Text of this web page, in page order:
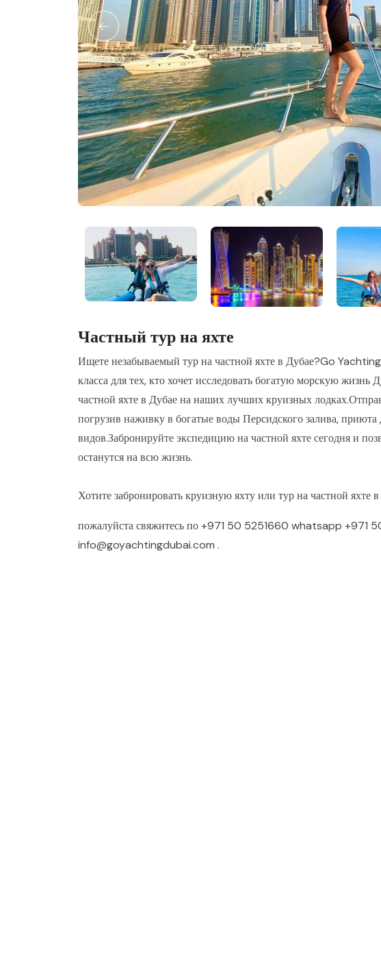
Частный тур на яхте
Ищете незабываемый тур на частной яхте в Дубае?Go
класса для тех, кто хочет исследовать богатую морскую жизнь
частной яхте в Дубае на наших лучших круизных
погрузив наживку в богатые воды Персидского залива,
видов.Забронируйте экспедицию на частной яхте сегодня и
останутся на всю жизнь.
Хотите забронировать круизную яхту или тур на частной яхте
пожалуйста свяжитесь по+971 50 5251660 whatsapp +971
info@goyachtingdubai.com .